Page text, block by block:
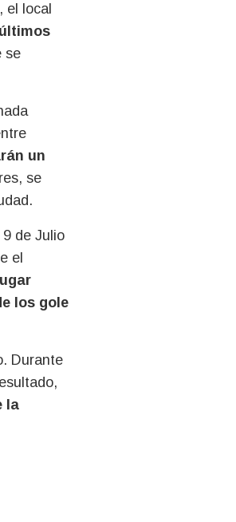
el local
se
un
se
de Julio
el
los gole
Durante
la